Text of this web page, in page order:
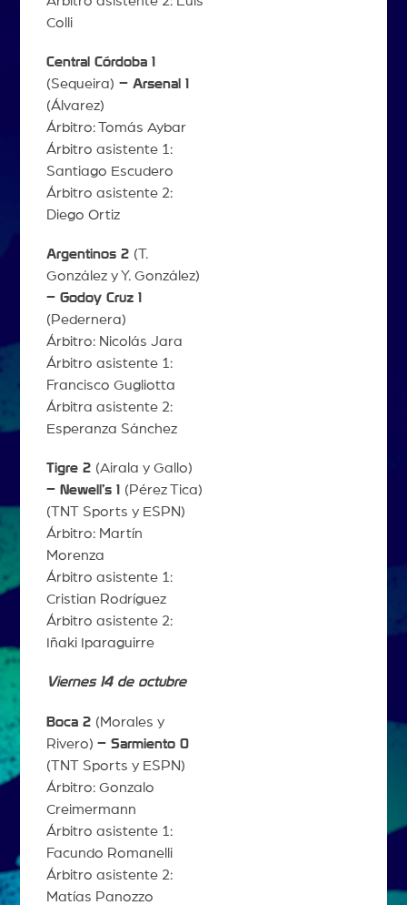
Colli
Central Córdoba 1
(Sequeira) – Arsenal 1
(Álvarez)
Árbitro: Tomás Aybar
Árbitro asistente 1:
Santiago Escudero
Árbitro asistente 2:
Diego Ortiz
Argentinos 2 (T.
González y Y. González)
– Godoy Cruz 1
(Pedernera)
Árbitro: Nicolás Jara
Árbitro asistente 1:
Francisco Gugliotta
Árbitra asistente 2:
Esperanza Sánchez
Tigre 2 (Airala y Gallo)
– Newell’s 1 (Pérez Tica)
(TNT Sports y ESPN)
Árbitro: Martín
Morenza
Árbitro asistente 1:
Cristian Rodríguez
Árbitro asistente 2:
Iñaki Iparaguirre
Viernes 14 de octubre
Boca 2 (Morales y
Rivero) – Sarmiento 0
(TNT Sports y ESPN)
Árbitro: Gonzalo
Creimermann
Árbitro asistente 1:
Facundo Romanelli
Árbitro asistente 2:
Matías Panozzo